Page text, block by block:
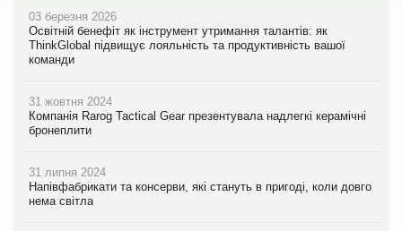
03 березня 2026
Освітній бенефіт як інструмент утримання талантів: як
ThinkGlobal підвищує лояльність та продуктивність вашої
команди
31 жовтня 2024
Компанія Rarog Tactical Gear презентувала надлегкі керамічні
бронеплити
31 липня 2024
Напівфабрикати та консерви, які стануть в пригоді, коли довго
нема світла